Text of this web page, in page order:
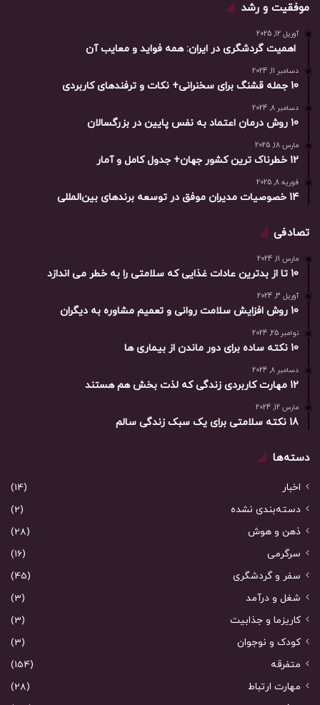
موفقیت و رشد
آوریل 12, 2025
اهمیت گردشگری در ایران: همه فواید و معایب آن
دسامبر 11, 2024
10 جمله قشنگ برای سخنرانی+ نکات و ترفندهای کاربردی
دسامبر 8, 2024
10 روش درمان اعتماد به نفس پایین در بزرگسالان
مارس 18, 2025
12 خطرناک ترین کشور جهان+ جدول کامل و آمار
فوریه 8, 2025
14 خصوصیات مدیران موفق در توسعه برندهای بین‌المللی
تصادفی
مارس 11, 2024
10 تا از بدترین عادات غذایی که سلامتی را به خطر می اندازد
آوریل 3, 2024
10 روش افزایش سلامت روانی و تعمیم مشاوره به دیگران
نوامبر 25, 2024
10 نکته ساده برای دور ماندن از بیماری ها
دسامبر 8, 2024
12 مهارت کاربردی زندگی که لذت بخش هم هستند
مارس 12, 2024
18 نکته سلامتی برای یک سبک زندگی سالم
دسته‌ها
اخبار
(14)
دسته‌بندی نشده
(2)
ذهن و هوش
(28)
سرگرمی
(16)
سفر و گردشگری
(45)
شغل و درآمد
(3)
کاریزما و جذابیت
(3)
کودک و نوجوان
(3)
متفرقه
(154)
مهارت ارتباط
(28)